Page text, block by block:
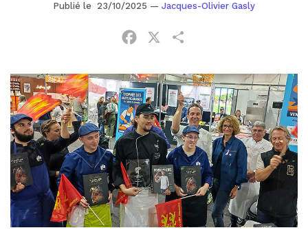
Publié le 23/10/2025 — Jacques-Olivier Gasly
Facebook